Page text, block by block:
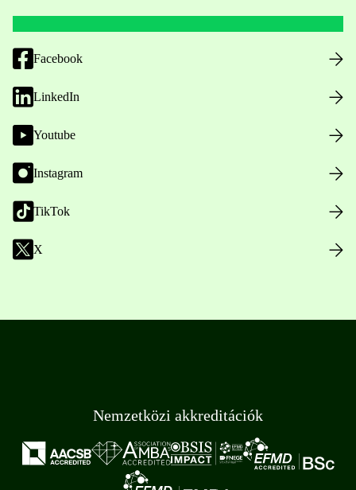
Facebook
LinkedIn
Youtube
Instagram
TikTok
X
Nemzetközi akkreditációk